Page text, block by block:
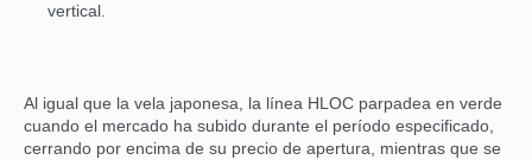
vertical.
Al igual que la vela japonesa, la línea HLOC parpadea en verde
cuando el mercado ha subido durante el período especificado,
cerrando por encima de su precio de apertura, mientras que se